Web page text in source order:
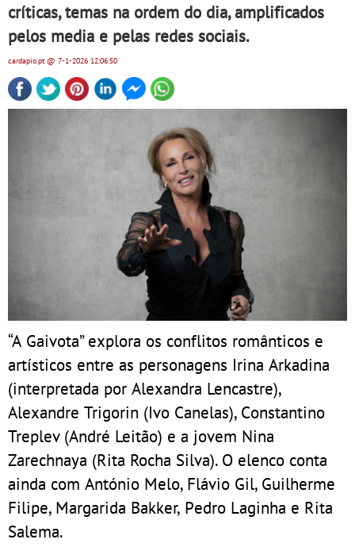
críticas, temas na ordem do dia, amplificados
pelos media e pelas redes sociais.
cardapio.pt@ 7-1-2026 12:06:50
“A Gaivota” explora os conflitos românticos e
artísticos entre as personagens Irina Arkadina
(interpretada por Alexandra Lencastre),
Alexandre Trigorin (Ivo Canelas), Constantino
Treplev (André Leitão) e a jovem Nina
Zarechnaya (Rita Rocha Silva). O elenco conta
ainda com António Melo, Flávio Gil, Guilherme
Filipe, Margarida Bakker, Pedro Laginha e Rita
Salema.